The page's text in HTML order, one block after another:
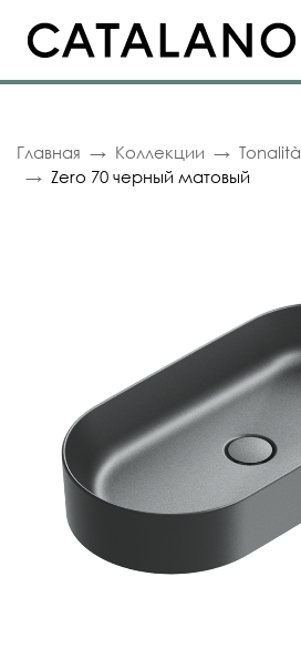
Главная Коллекции
Tonalità
Zero 70 черный матовый